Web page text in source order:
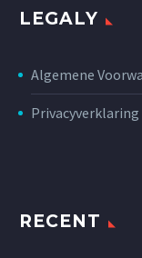
LEGALY
Algemene
Privacyverklaring
RECENT